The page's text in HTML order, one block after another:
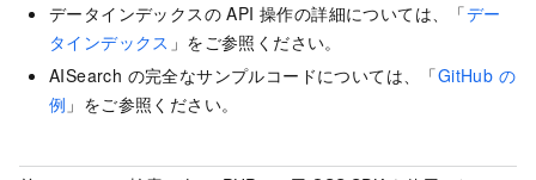
データインデックスの API 操作の詳細については、「デー
タインデックス 」をご参照ください。
AISearch の完全なサンプルコードについては、「GitHub の
例 」をご参照ください。